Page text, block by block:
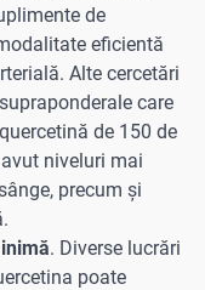
de
eficientă
Alte cercetări
care
de 150 de
niveluri mai
precum și
. Diverse lucrări
poate